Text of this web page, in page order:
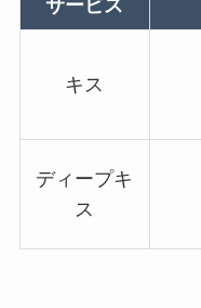
サービス
キス
ディープキ
ス